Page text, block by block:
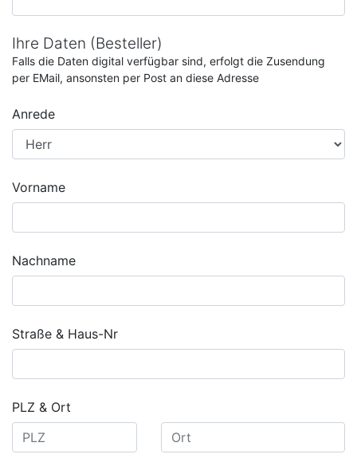
Ihre Daten (Besteller)
Falls die Daten digital verfügbar sind, erfolgt die Zusendung
per EMail, ansonsten per Post an diese Adresse
Anrede
Vorname
Nachname
Straße & Haus-Nr
PLZ & Ort